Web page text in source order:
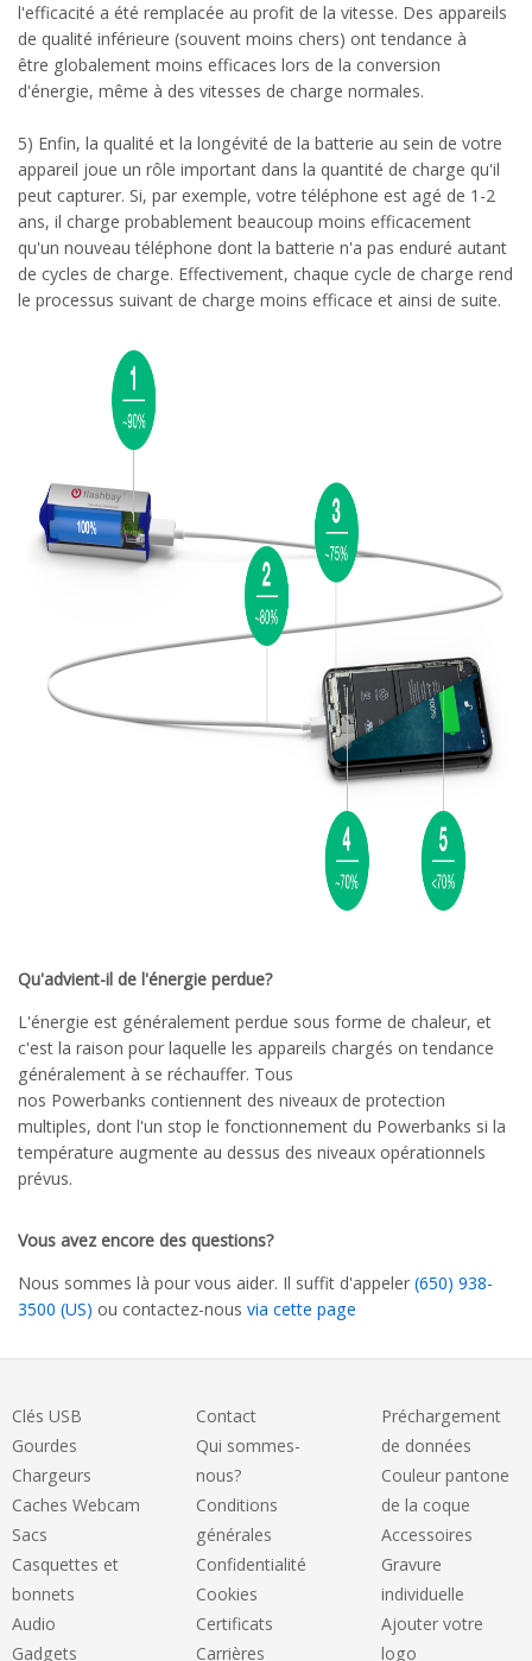
l'efficacité a été remplacée au profit de la vitesse. Des appareils
de qualité inférieure (souvent moins chers) ont tendance à
être globalement moins efficaces lors de la conversion
d'énergie, même à des vitesses de charge normales.
5) Enfin, la qualité et la longévité de la batterie au sein de votre
appareil joue un rôle important dans la quantité de charge qu'il
peut capturer. Si, par exemple, votre téléphone est agé de 1-2
ans, il charge probablement beaucoup moins efficacement
qu'un nouveau téléphone dont la batterie n'a pas enduré autant
de cycles de charge. Effectivement, chaque cycle de charge rend
le processus suivant de charge moins efficace et ainsi de suite.
Qu'advient-il de l'énergie perdue?
L'énergie est généralement perdue sous forme de chaleur, et
c'est la raison pour laquelle les appareils chargés on tendance
généralement à se réchauffer. Tous
nos Powerbanks contiennent des niveaux de protection
multiples, dont l'un stop le fonctionnement du Powerbanks si la
température augmente au dessus des niveaux opérationnels
prévus.
Vous avez encore des questions?
Nous sommes là pour vous aider. Il suffit d'appeler (650) 938-
3500 (US) ou contactez-nous via cette page
Clés USB
Gourdes
Chargeurs
Caches Webcam
Sacs
Casquettes et
bonnets
Audio
Gadgets
Contact
Qui sommes-
nous?
Conditions
générales
Confidentialité
Cookies
Certificats
Carrières
Préchargement
de données
Couleur pantone
de la coque
Accessoires
Gravure
individuelle
Ajouter votre
logo